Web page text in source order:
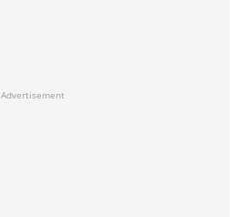
Advertisement